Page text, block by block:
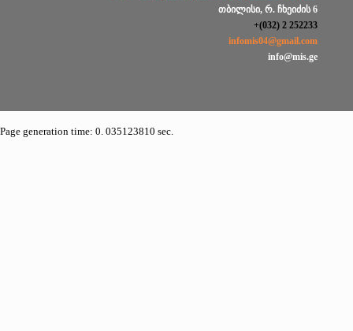
თბილისი, რ. ჩხეიძის 6
+(032) 2 252233
infomis04@gmail.com
info@mis.ge
Page generation time: 0. 035123810 sec.